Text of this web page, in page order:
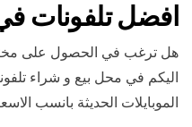
افضل تلفونات
هل ترغب في الحصول على
اليكم في محل بيع و شراء
الموبايلات الحديثة بانسب